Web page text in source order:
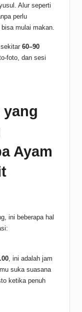
Alur seperti
perlu
mulai makan.
60–90
foto, dan sesi
Ayam
ini beberapa hal
, ini adalah jam
suka suasana
ketika penuh